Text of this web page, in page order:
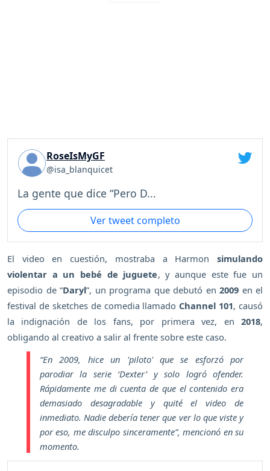
RoseIsMyGF
@isa_blanquicet
La gente que dice “Pero D...
Ver tweet completo
El video en cuestión, mostraba a Harmon simulando
violentar a un bebé de juguete, y aunque este fue un
episodio de “Daryl”, un programa que debutó en 2009 en el
festival de sketches de comedia llamado Channel 101, causó
la indignación de los fans, por primera vez, en 2018,
obligando al creativo a salir al frente sobre este caso.
“En 2009, hice un 'piloto' que se esforzó por
parodiar la serie ‘Dexter’ y solo logró ofender.
Rápidamente me di cuenta de que el contenido era
demasiado desagradable y quité el video de
inmediato. Nadie debería tener que ver lo que viste y
por eso, me disculpo sinceramente”, mencionó en su
momento.